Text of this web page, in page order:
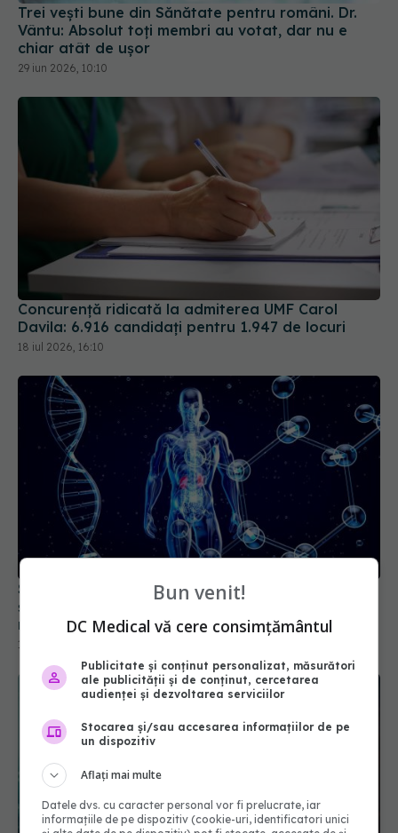
Trei vești bune din Sănătate pentru români. Dr.
Vântu: Absolut toți membri au votat, dar nu e
chiar atât de ușor
29 iun 2026, 10:10
Concurență ridicată la admiterea UMF Carol
Davila: 6.916 candidați pentru 1.947 de locuri
18 iul 2026, 16:10
Schimbare majoră în medicină: pacienții cu diabet
și obezitate vor fi evaluați după un nou sistem de
risc
14 iul 2026, 11:06
Bun venit!
DC Medical vă cere consimțământul
Publicitate și conținut personalizat, măsurători
ale publicității și de conținut, cercetarea
audienței și dezvoltarea serviciilor
Stocarea și/sau accesarea informațiilor de pe
un dispozitiv
Aflați mai multe
Datele dvs. cu caracter personal vor fi prelucrate, iar
informațiile de pe dispozitiv (cookie-uri, identificatori unici